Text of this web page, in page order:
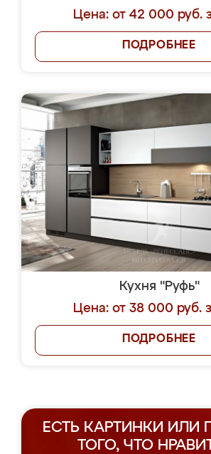
Цена: от 42 000 руб.
ПОДРОБНЕЕ
Кухня "Руфь"
Цена: от 38 000 руб.
ПОДРОБНЕЕ
ЕСТЬ КАРТИНКИ ИЛИ
ТОГО, ЧТО